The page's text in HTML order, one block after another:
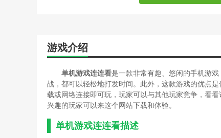
游戏介绍
单机游戏连连看是一款非常有趣、悠闲的手机游
战，都可以轻松地打发时间。此外，这款游戏的优点
载或网络连接即可玩，玩家可以与其他玩家竞争，看
兴趣的玩家可以来这个网站下载和体验。
单机游戏连连看描述